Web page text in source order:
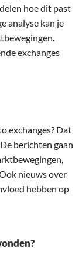
hoe dit past
analyse kan je
exchanges
exchanges? Dat
berichten gaan
nieuws over
hebben op